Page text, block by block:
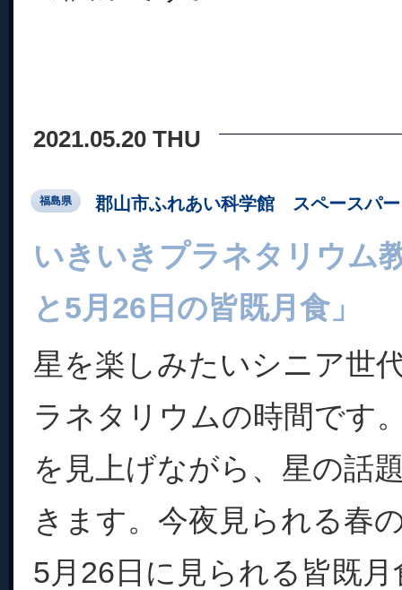
2021.05.20 THU
福島県 郡山市ふれあい科学館 スペースパ
いきいきプラネタリウム
と5月26日の皆既月食」
星を楽しみたいシニア世
ラネタリウムの時間です
を見上げながら、星の話
きます。今夜見られる春
5月26日に見られる皆既